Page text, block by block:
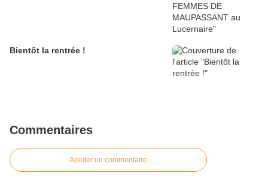
Bientôt la rentrée !
Commentaires
Ajouter un commentaire